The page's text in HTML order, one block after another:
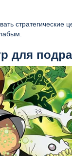
стратегические
для